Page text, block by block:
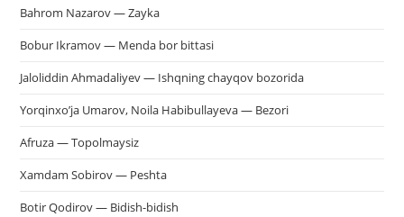
Bahrom Nazarov — Zayka
Bobur Ikramov — Menda bor bittasi
Jaloliddin Ahmadaliyev — Ishqning chayqov bozorida
Yorqinxo’ja Umarov, Noila Habibullayeva — Bezori
Afruza — Topolmaysiz
Xamdam Sobirov — Peshta
Botir Qodirov — Bidish-bidish